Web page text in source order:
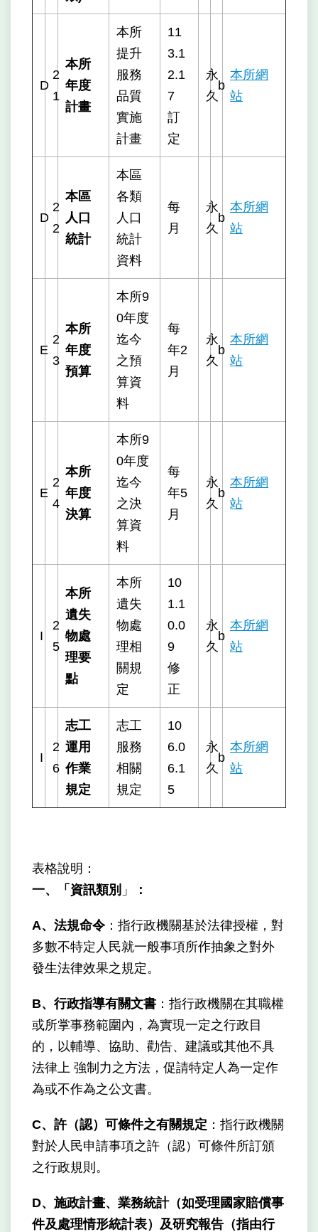
D
2
1
本所
年度
計畫
本所
提升
服務
品質
實施
計畫
11
3.1
2.1
7
訂
定
永
久
b
本所網
站
D
2
2
本區
人口
統計
本區
各類
人口
統計
資料
每
月
永
久
b
本所網
站
E
2
3
本所
年度
預算
本所9
0年度
迄今
之預
算資
料
每
年2
月
永
久
b
本所網
站
E
2
4
本所
年度
決算
本所9
0年度
迄今
之決
算資
料
每
年5
月
永
久
b
本所網
站
I
2
5
本所
遺失
物處
理要
點
本所
遺失
物處
理相
關規
定
10
1.1
0.0
9
修
正
永
久
b
本所網
站
I
2
6
志工
運用
作業
規定
志工
服務
相關
規定
10
6.0
6.1
5
永
久
b
本所網
站
表格說明：
一、「資訊類別 」 ：
A、法規命令：指行政機關基於法律授權，對
多數不特定人民就一般事項所作抽象之對外
發生法律效果之規定。
B、行政指導有關文書 ：指行政機關在其職權
或所掌事務範圍內，為實現一定之行政目
的，以輔導、協助、勸告、建議或其他不具
法律上 強制力之方法，促請特定人為一定作
為或不作為之公文書。
C、許（認）可條件之有關規定 ：指行政機關
對於人民申請事項之許（認）可條件所訂頒
之行政規則。
D、施政計畫、業務統計（如受理國家賠償事
件及處理情形統計表）及研究報告（指由行